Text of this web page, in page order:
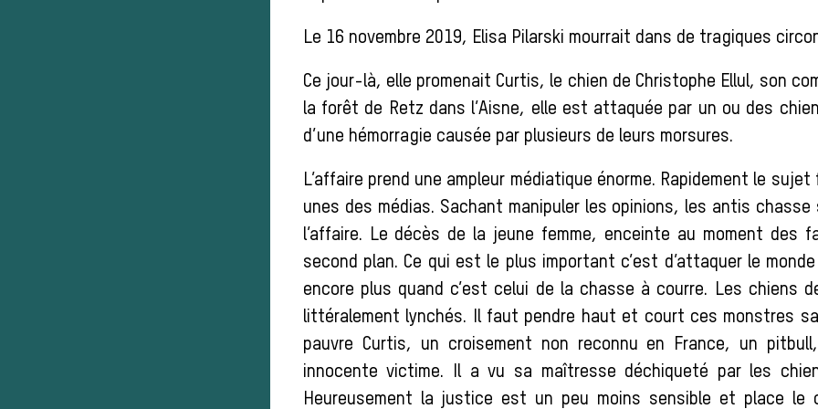
Le 16 novembre 2019, Elisa Pilarski mourrait dans de tragiques
Ce jour-là, elle promenait Curtis, le chien de Christophe Ellul, son
la forêt de Retz dans l’Aisne, elle est attaquée par un ou des
d’une hémorragie causée par plusieurs de leurs morsures.
L’affaire prend une ampleur médiatique énorme. Rapidement le
unes des médias. Sachant manipuler les opinions, les antis chasse
l’affaire. Le décès de la jeune femme, enceinte au moment des
second plan. Ce qui est le plus important c’est d’attaquer le
encore plus quand c’est celui de la chasse à courre. Les chiens
littéralement lynchés. Il faut pendre haut et court ces monstres
pauvre Curtis, un croisement non reconnu en France, un pitbull,
innocente victime. Il a vu sa maîtresse déchiqueté par les
Heureusement la justice est un peu moins sensible et place le